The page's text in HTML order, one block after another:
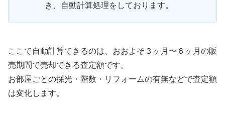
き、自動計算処理をしております。
ここで自動計算できるのは、おおよそ３ヶ月〜６ヶ月の販
売期間で売却できる査定額です。
お部屋ごとの採光・階数・リフォームの有無などで査定額
は変化します。